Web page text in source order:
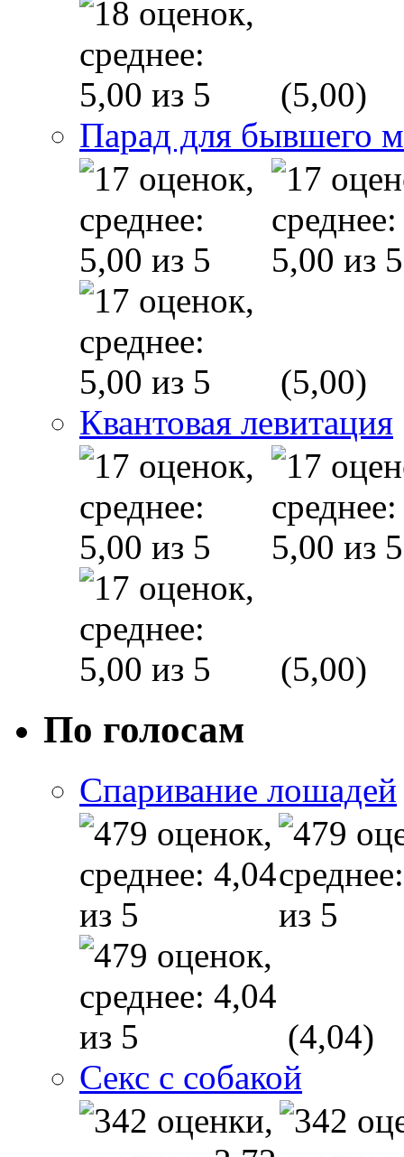
(5,00)
Парад для бывшего
(5,00)
Квантовая левитация
(5,00)
По голосам
Спаривание лошадей
(4,04)
Секс с собакой